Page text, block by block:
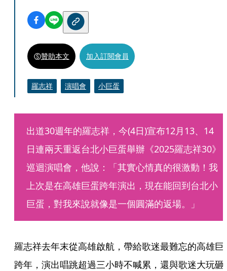
贊助本文 加入訂閱會員
羅志祥 演唱會 小巨蛋
出道30週年的羅志祥，今(4日)宣布12月13、14
日連兩天重返台北小巨蛋舉辦《2025羅志祥30》
巡迴演唱會，他說：「其實心情真的很激動！我
上次是在高雄巨蛋跨年演出，現在能回到台北小
巨蛋，對我來說就像是一個圓滿的返場。」
羅志祥去年末從高雄啟航，帶給歌迷最難忘的高雄巨
跨年，演出唱跳超過三小時不喊累，還與歌迷大玩砸